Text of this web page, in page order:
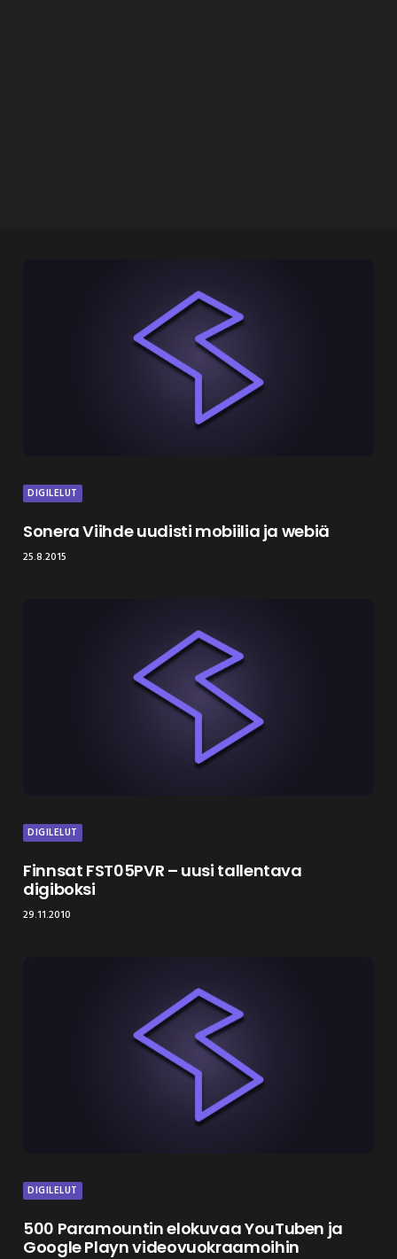
DIGILELUT
Sonera Viihde uudisti mobiilia ja webiä
25.8.2015
DIGILELUT
Finnsat FST05PVR – uusi tallentava
digiboksi
29.11.2010
DIGILELUT
500 Paramountin elokuvaa YouTuben ja
Google Playn videovuokraamoihin